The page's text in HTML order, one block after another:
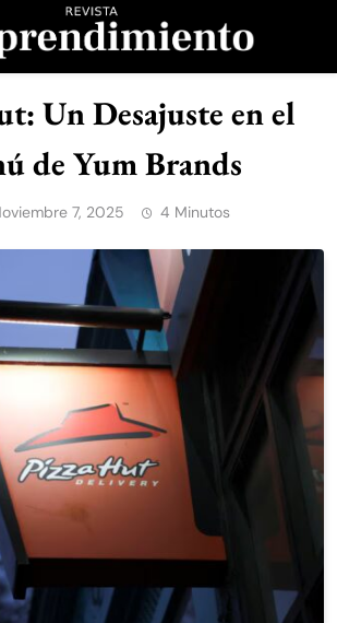
Revista
Un Desajuste en el
de Yum Brands
7, 2025 4 Minutos